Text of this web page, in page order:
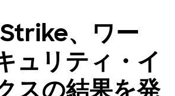
、ワー
ュリティ・イ
スの結果を発